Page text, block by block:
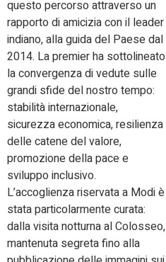
questo percorso attraverso un
rapporto di amicizia con il leader
indiano, alla guida del Paese dal
2014. La premier ha sottolineato
la convergenza di vedute sulle
grandi sfide del nostro tempo:
stabilità internazionale,
sicurezza economica, resilienza
delle catene del valore,
promozione della pace e
sviluppo inclusivo.
L’accoglienza riservata a Modi è
stata particolarmente curata:
dalla visita notturna al Colosseo,
mantenuta segreta fino alla